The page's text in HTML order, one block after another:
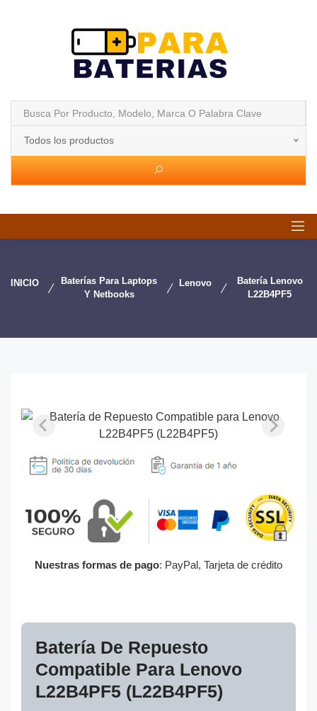
Todos los productos
INICIO
Baterías Para Laptops
Y Netbooks
Lenovo
Batería Lenovo
L22B4PF5
Nuestras formas de pago: PayPal, Tarjeta de crédito
Batería De Repuesto
Compatible Para Lenovo
L22B4PF5 (L22B4PF5)